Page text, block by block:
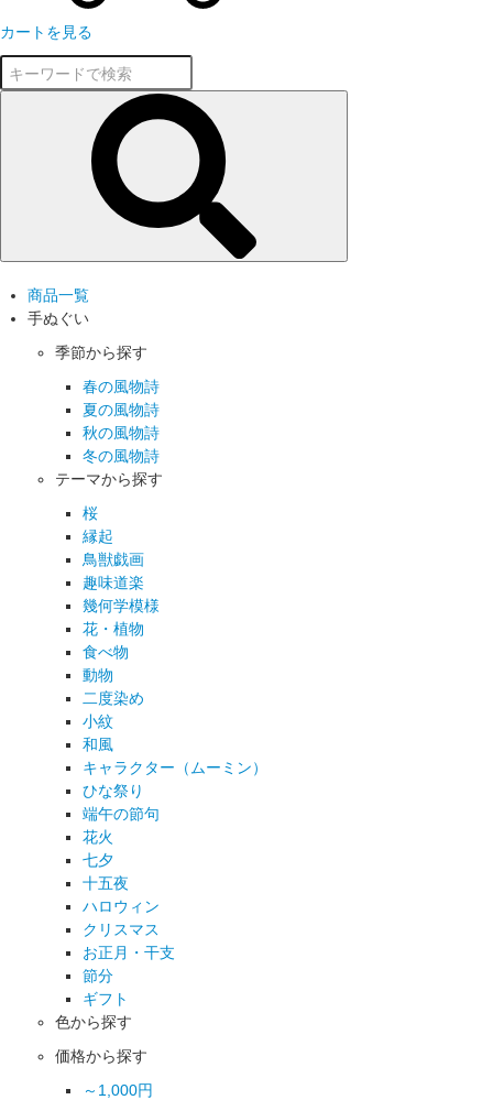
カートを見る
商品一覧
手ぬぐい
季節から探す
春の風物詩
夏の風物詩
秋の風物詩
冬の風物詩
テーマから探す
桜
縁起
鳥獣戯画
趣味道楽
幾何学模様
花・植物
食べ物
動物
二度染め
小紋
和風
キャラクター（ムーミン）
ひな祭り
端午の節句
花火
七夕
十五夜
ハロウィン
クリスマス
お正月・干支
節分
ギフト
色から探す
価格から探す
～1,000円